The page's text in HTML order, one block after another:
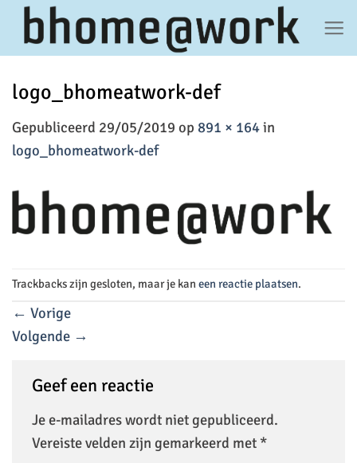
inhoud
logo_bhomeatwork-def
Gepubliceerd 29/05/2019 op 891 × 164in
logo_bhomeatwork-def
Trackbacks zijn gesloten, maar je kan een reactie plaatsen.
← Vorige
Volgende →
Geef een reactie
Je e-mailadres wordt niet gepubliceerd.
Vereiste velden zijn gemarkeerd met *